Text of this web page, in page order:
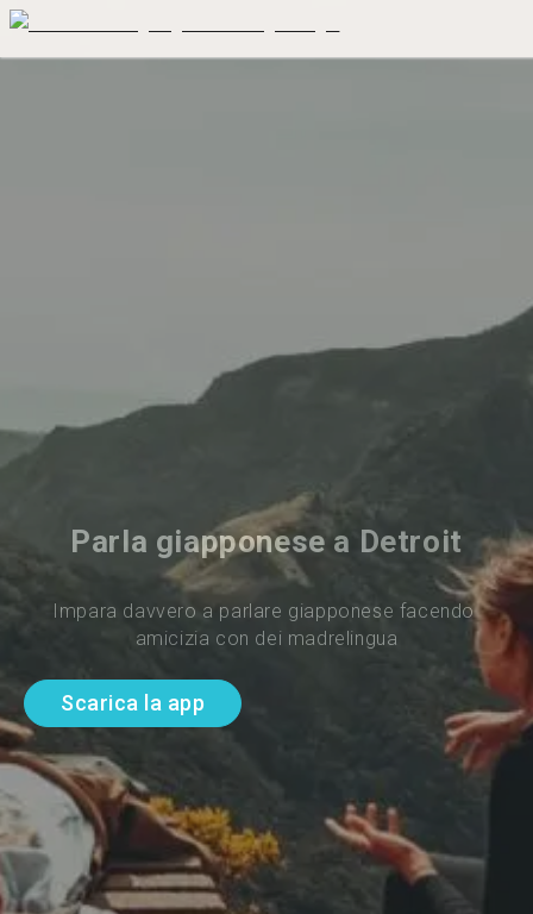
Parla giapponese a Detroit
Impara davvero a parlare giapponese facendo
amicizia con dei madrelingua
Scarica la app